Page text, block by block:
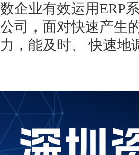
数企业有效运用ERP
公司，面对快速产生
力，能及时、 快速地